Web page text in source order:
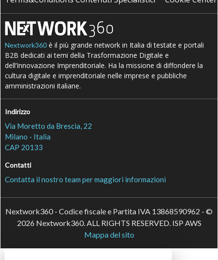
Nextwork360 è il più grande network in Italia di testate e portali
B2B dedicati ai temi della Trasformazione Digitale e
dell’Innovazione Imprenditoriale. Ha la missione di diffondere la
cultura digitale e imprenditoriale nelle imprese e pubbliche
amministrazioni italiane.
Indirizzo
Via Moretto da Brescia, 22
Milano - Italia
CAP 20133
Contatti
Contatta il nostro team per maggiori informazioni
Nextwork360 - Codice fiscale e Partita IVA 13868590962 - ©
2026 Nextwork360. ALL RIGHTS RESERVED. ISP AWS
Mappa del sito